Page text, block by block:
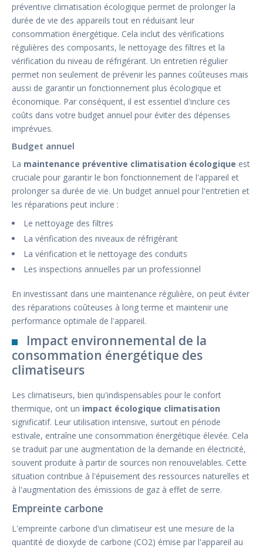
préventive climatisation écologique permet de prolonger la
durée de vie des appareils tout en réduisant leur
consommation énergétique. Cela inclut des vérifications
régulières des composants, le nettoyage des filtres et la
vérification du niveau de réfrigérant. Un entretien régulier
permet non seulement de prévenir les pannes coûteuses mais
aussi de garantir un fonctionnement plus écologique et
économique. Par conséquent, il est essentiel d'inclure ces
coûts dans votre budget annuel pour éviter des dépenses
imprévues.
Budget annuel
La maintenance préventive climatisation écologique est
cruciale pour garantir le bon fonctionnement de l'appareil et
prolonger sa durée de vie. Un budget annuel pour l'entretien et
les réparations peut inclure :
Le nettoyage des filtres
La vérification des niveaux de réfrigérant
La vérification et le nettoyage des conduits
Les inspections annuelles par un professionnel
En investissant dans une maintenance régulière, on peut éviter
des réparations coûteuses à long terme et maintenir une
performance optimale de l'appareil.
Impact environnemental de la
consommation énergétique des
climatiseurs
Les climatiseurs, bien qu'indispensables pour le confort
thermique, ont un impact écologique climatisation
significatif. Leur utilisation intensive, surtout en période
estivale, entraîne une consommation énergétique élevée. Cela
se traduit par une augmentation de la demande en électricité,
souvent produite à partir de sources non renouvelables. Cette
situation contribue à l'épuisement des ressources naturelles et
à l'augmentation des émissions de gaz à effet de serre.
Empreinte carbone
L'empreinte carbone d'un climatiseur est une mesure de la
quantité de dioxyde de carbone (CO2) émise par l'appareil au